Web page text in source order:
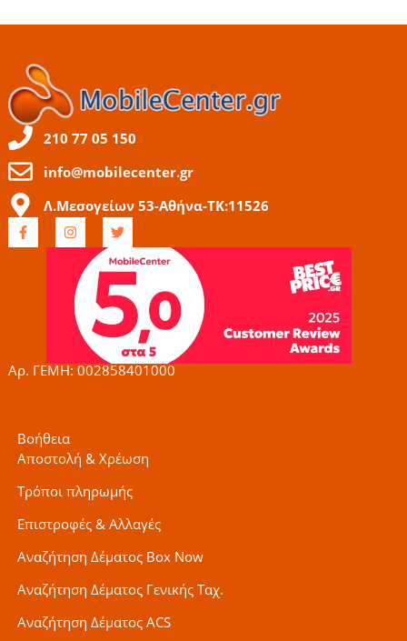
210 77 05 150
info@mobilecenter.gr
Λ.Μεσογείων 53-Αθήνα-ΤΚ:11526
F
a
c
I
n
s
g
r
a
m
T
w
t
t
e
r
Αρ. ΓΕΜΗ: 002858401000
Βοήθεια
Αποστολή & Χρέωση
Τρόποι πληρωμής
Επιστροφές & Αλλαγές
Αναζήτηση Δέματος Box Now
Αναζήτηση Δέματος Γενικής Ταχ.
Αναζήτηση Δέματος ACS